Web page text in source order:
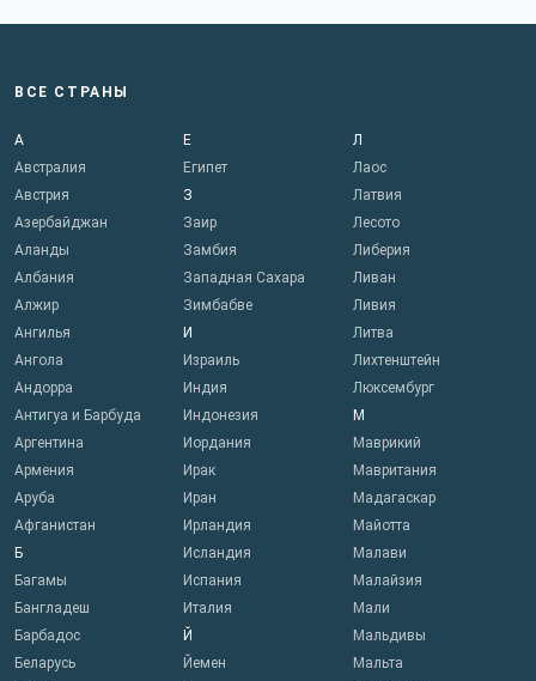
ВСЕ СТРАНЫ
А
Австралия
Австрия
Азербайджан
Аланды
Албания
Алжир
Ангилья
Ангола
Андорра
Антигуа и Барбуда
Аргентина
Армения
Аруба
Афганистан
Б
Багамы
Бангладеш
Барбадос
Беларусь
Е
Египет
З
Заир
Замбия
Западная Сахара
Зимбабве
И
Израиль
Индия
Индонезия
Иордания
Ирак
Иран
Ирландия
Исландия
Испания
Италия
Й
Йемен
Л
Лаос
Латвия
Лесото
Либерия
Ливан
Ливия
Литва
Лихтенштейн
Люксембург
М
Маврикий
Мавритания
Мадагаскар
Майотта
Малави
Малайзия
Мали
Мальдивы
Мальта